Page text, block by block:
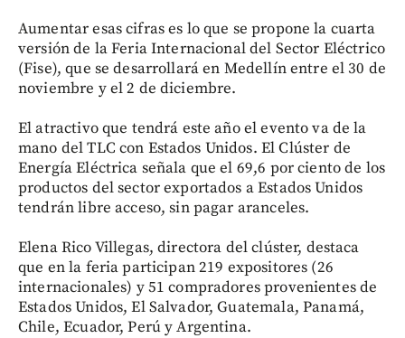
Aumentar esas cifras es lo que se propone la cuarta
versión de la Feria Internacional del Sector Eléctrico
(Fise), que se desarrollará en Medellín entre el 30 de
noviembre y el 2 de diciembre.
El atractivo que tendrá este año el evento va de la
mano del TLC con Estados Unidos. El Clúster de
Energía Eléctrica señala que el 69,6 por ciento de los
productos del sector exportados a Estados Unidos
tendrán libre acceso, sin pagar aranceles.
Elena Rico Villegas, directora del clúster, destaca
que en la feria participan 219 expositores (26
internacionales) y 51 compradores provenientes de
Estados Unidos, El Salvador, Guatemala, Panamá,
Chile, Ecuador, Perú y Argentina.